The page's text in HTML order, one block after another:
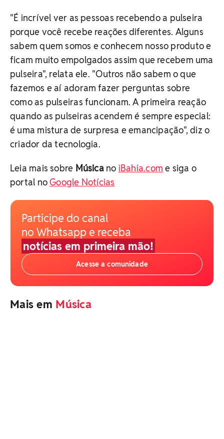
"É incrível ver as pessoas recebendo a pulseira
porque você recebe reações diferentes. Alguns
sabem quem somos e conhecem nosso produto e
ficam muito empolgados assim que recebem uma
pulseira", relata ele. "Outros não sabem o que
fazemos e aí adoram fazer perguntas sobre
como as pulseiras funcionam. A primeira reação
quando as pulseiras acendem é sempre especial:
é uma mistura de surpresa e emancipação", diz o
criador da tecnologia.
Leia mais sobre Música no iBahia.com e siga o
portal noGoogle Notícias
Participe do canal
no Whatsapp e receba
notícias em primeira mão!
Acesse a comunidade
Mais em Música